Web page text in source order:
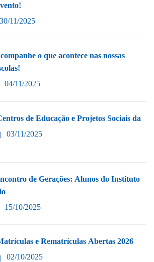
30/11/2025
o que acontece nas nossas
04/11/2025
de Educação e Projetos Sociais da
03/11/2025
de Gerações: Alunos do Instituto
15/10/2025
e Rematrículas Abertas 2026
02/10/2025